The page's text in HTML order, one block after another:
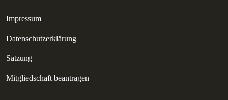
Impressum
Datenschutzerklärung
Satzung
Mitgliedschaft beantragen